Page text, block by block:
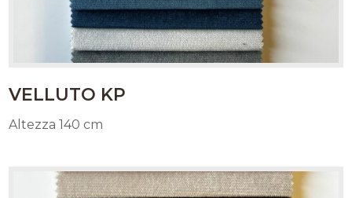
VELLUTO KP
Altezza 140 cm